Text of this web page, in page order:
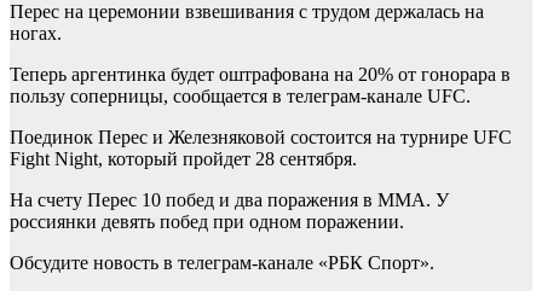
Перес на церемонии взвешивания с трудом держалась на
ногах.
Теперь аргентинка будет оштрафована на 20% от гонорара в
пользу соперницы, сообщается в телеграм-канале UFC.
Поединок Перес и Железняковой состоится на турнире UFC
Fight Night, который пройдет 28 сентября.
На счету Перес 10 побед и два поражения в ММА. У
россиянки девять побед при одном поражении.
Обсудите новость в телеграм-канале «РБК Спорт».